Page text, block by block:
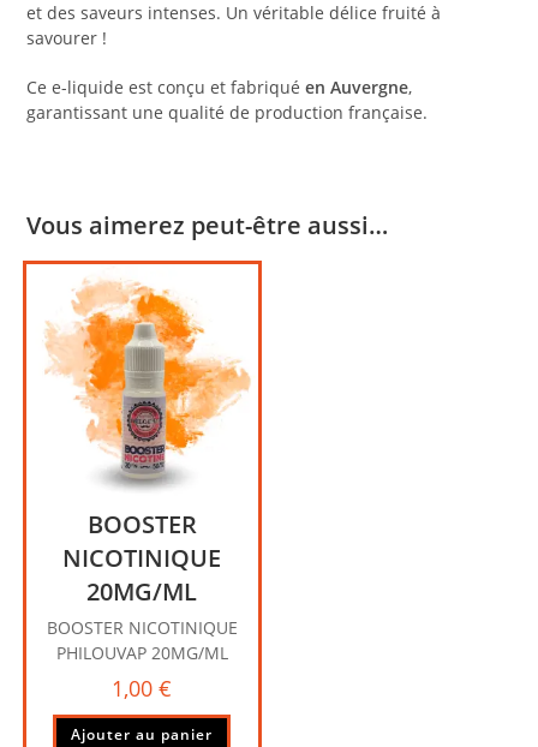
et des saveurs intenses. Un véritable délice fruité à
savourer !
Ce e-liquide est conçu et fabriquéen Auvergne,
garantissant une qualité de production française.
Vous aimerez peut-être aussi…
BOOSTER
NICOTINIQUE
20MG/ML
BOOSTER NICOTINIQUE
PHILOUVAP 20MG/ML
1,00€
Ajouter au panier